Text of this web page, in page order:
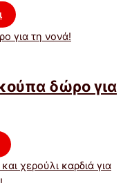
δώρο για